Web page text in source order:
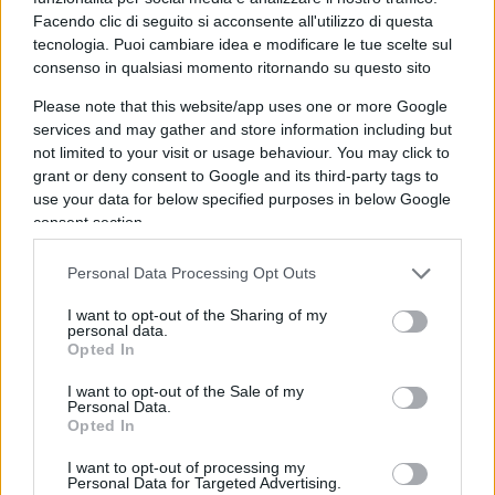
Facendo clic di seguito si acconsente all'utilizzo di questa
tecnologia. Puoi cambiare idea e modificare le tue scelte sul
consenso in qualsiasi momento ritornando su questo sito
Please note that this website/app uses one or more Google
services and may gather and store information including but
not limited to your visit or usage behaviour. You may click to
grant or deny consent to Google and its third-party tags to
use your data for below specified purposes in below Google
consent section.
Personal Data Processing Opt Outs
I want to opt-out of the Sharing of my
personal data.
Opted In
I want to opt-out of the Sale of my
Personal Data.
Opted In
I want to opt-out of processing my
Personal Data for Targeted Advertising.
direttamente attraverso la vendita ufficiale dei
biglietti. Da questo punto di vista, il tentativo di
tutelarsi può essere comprensibile.
Il chiarimento di Suwarso attenua la misura, ma
non ne cambia la sostanza: una soglia rigida di
assenze — tre, secondo la prima formulazione —
continua a non distinguere tra chi specula
match più attesi e chi, semplicemente, non può
essere presente per lavoro, salute o altri impegni
legittimi. Perdere il diritto di rinnovo è una
resta comunque una sanzione e il rischio è che
colpisca il tifoso onesto tanto quanto lo
speculatore.